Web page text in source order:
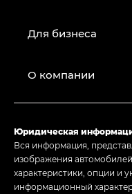
Для бизнеса
О компании
Юридическая
Вся информация,
изображения
характеристики, опции и
информационный